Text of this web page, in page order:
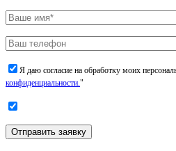
Я даю согласие на обработку моих
конфиденциальности."
Отправить заявку